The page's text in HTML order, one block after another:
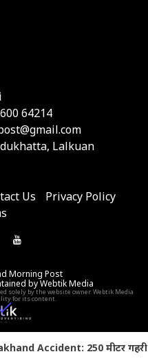
64214
Lalkuan
Us
Privacy Policy
Subscribe
YouTube
Channel
on
Telegram
Morning Post
by Webtik Media
solely by the website owner. Webtik Media
for its content.
250 मीटर गहरी खाई में गिरी